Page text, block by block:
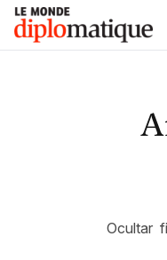
Skip
content
Le monde diplomatique
Ocultar